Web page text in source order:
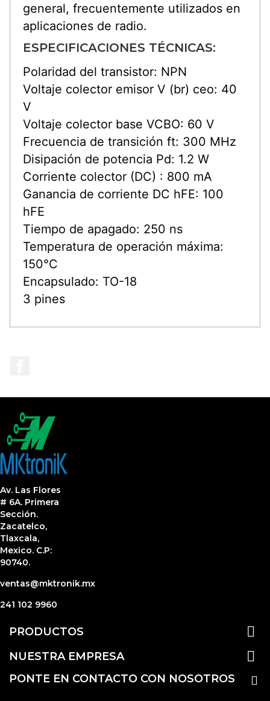
general, frecuentemente utilizados en
aplicaciones de radio.
ESPECIFICACIONES TÉCNICAS:
Polaridad del transistor: NPN
Voltaje colector emisor V (br) ceo: 40
V
Voltaje colector base VCBO: 60 V
Frecuencia de transición ft: 300 MHz
Disipación de potencia Pd: 1.2 W
Corriente colector (DC) : 800 mA
Ganancia de corriente DC hFE: 100
hFE
Tiempo de apagado: 250 ns
Temperatura de operación máxima:
150°C
Encapsulado: TO-18
3 pines
Av. Las Flores
# 6A. Primera
Sección.
Zacatelco,
Tlaxcala,
Mexico. C.P:
90740.
ventas@mktronik.mx
241 102 9960
PRODUCTOS 
NUESTRA EMPRESA 
PONTE EN CONTACTO CON NOSOTROS